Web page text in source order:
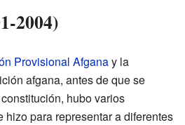
2004)
Provisional Afganay la
afgana, antes de que se
hubo varios
hizo para representar a diferentes